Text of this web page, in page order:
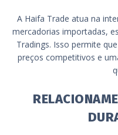
A Haifa Trade atua na
mercadorias importadas,
Tradings. Isso permite
preços competitivos e